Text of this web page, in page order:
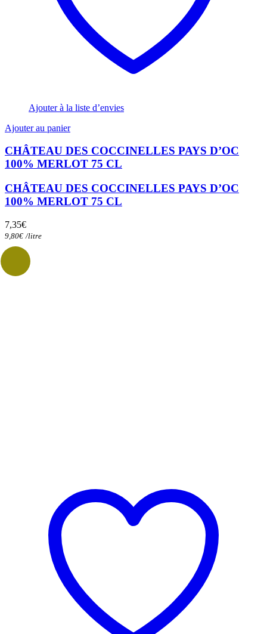
Ajouter à la liste d’envies
Ajouter au panier
CHÂTEAU DES COCCINELLES PAYS D’OC
100% MERLOT 75 CL
CHÂTEAU DES COCCINELLES PAYS D’OC
100% MERLOT 75 CL
7,35€
9,80€ /litre